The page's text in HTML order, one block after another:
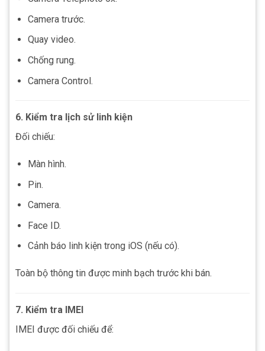
Camera trước.
Quay video.
Chống rung.
Camera Control.
6. Kiểm tra lịch sử linh kiện
Đối chiếu:
Màn hình.
Pin.
Camera.
Face ID.
Cảnh báo linh kiện trong iOS (nếu có).
Toàn bộ thông tin được minh bạch trước khi bán.
7. Kiểm tra IMEI
IMEI được đối chiếu để: